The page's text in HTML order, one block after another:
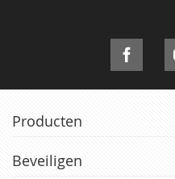
Producten
Beveiligen